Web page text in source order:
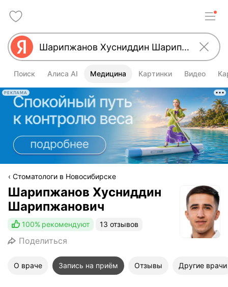
Поиск Алиса AI Медицина Картинки Видео
РЕКЛАМА
Стоматологи в Новосибирске
Шарипжанов Хусниддин
Шарипжанович
100% рекомендуют 13 отзывов
Поделиться
О враче Запись на приём Отзывы Другие врачи